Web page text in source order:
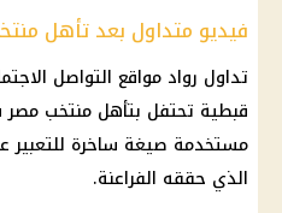
فيديو متداول بعد تأهل
تداول رواد مواقع التواصل
قبطية تحتفل بتأهل منتخب مصر
مستخدمة صيغة ساخرة للتعبير عن
الذي حققه الفراعنة.